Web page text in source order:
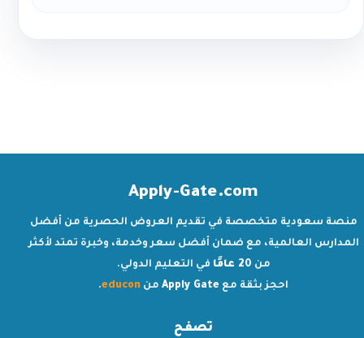
Apply-Gate.com
منصة سعودية متخصصة في تقديم العروض الحصرية من أفضل
المدارس العالمية، مع ضمان أفضل سعر وخدمة، وخبرة تمتد لأكثر
من 20 عامًا
في التعليم الدولي.
احجز بثقة مع Apply Gate من educon
.
تصفح